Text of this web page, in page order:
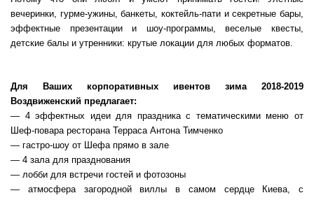
вечеринки, гурме-ужины, банкеты, коктейль-пати и секретные бары,
эффектные презентации и шоу-программы, веселые квесты,
детские балы и утренники: крутые локации для любых форматов.
Для Ваших корпоративных ивентов зима 2018-2019
Воздвиженский предлагает:
— 4 эффектных идеи для праздника с тематическими меню от
Шеф-повара ресторана Терраса Антона Тимченко
— гастро-шоу от Шефа прямо в зале
— 4 зала для празднования
— лобби для встречи гостей и фотозоны
— атмосфера загородной виллы в самом сердце Киева, с